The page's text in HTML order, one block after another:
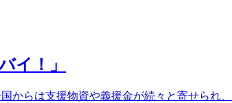
イ！」
からは支援物資や義援金が続々と寄せられ